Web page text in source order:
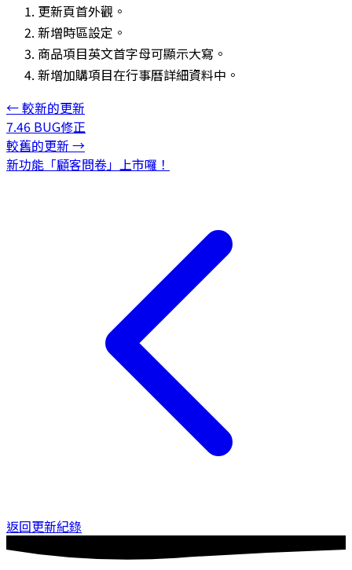
更新頁首外觀。
新增時區設定。
商品項目英文首字母可顯示大寫。
新增加購項目在行事曆詳細資料中。
←較新的更新
7.46 BUG修正
較舊的更新 →
新功能「顧客問卷」上市囉！
返回更新紀錄